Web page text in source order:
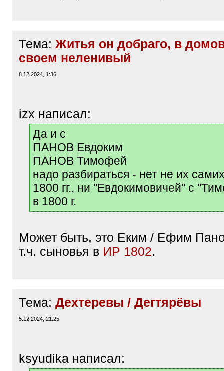
Тема: Житья он добраго, в
своем неленивый
8.12.2024, 1:36
izx написал:
q
Да и с
ПАНОВ Евдоким
ПАНОВ Тимофей
надо разбираться - нет не их
1800 гг., ни "Евдокимовичей" с
в 1800 г.
[
]
Может быть, это Еким / Ефим
т.ч. сыновья в ИР 1802.
Тема: Дехтеревы / Дегтярёвы
5.12.2024, 21:25
ksyudika написал: